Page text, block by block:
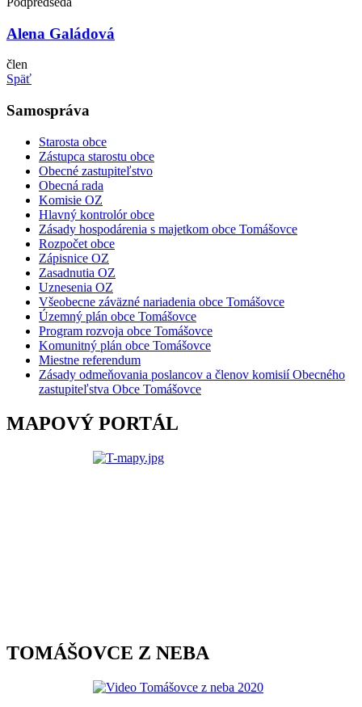
Alena Galádová
člen
Späť
Samospráva
Starosta obce
Zástupca starostu obce
Obecné zastupiteľstvo
Obecná rada
Komisie OZ
Hlavný kontrolór obce
Zásady hospodárenia s majetkom obce Tomášovce
Rozpočet obce
Zápisnice OZ
Zasadnutia OZ
Uznesenia OZ
Všeobecne záväzné nariadenia obce Tomášovce
Územný plán obce Tomášovce
Program rozvoja obce Tomášovce
Komunitný plán obce Tomášovce
Miestne referendum
Zásady odmeňovania poslancov a členov komisií Obecného
zastupiteľstva Obce Tomášovce
MAPOVÝ PORTÁL
TOMÁŠOVCE Z NEBA